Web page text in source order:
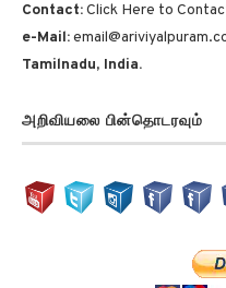
Contact:Click Here to
e-Mail:
Tamilnadu, India.
அறிவியலை பின்தொடரவும்